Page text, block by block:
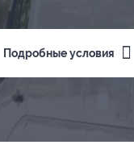
Подробные условия